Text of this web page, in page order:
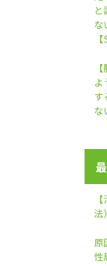
な
す
な
法
原
性